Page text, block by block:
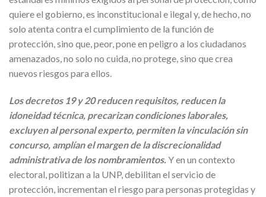
quiere el gobierno, es inconstitucional e ilegal y, de hecho, no
solo atenta contra el cumplimiento de la función de
protección, sino que, peor, pone en peligro a los ciudadanos
amenazados, no solo no cuida, no protege, sino que crea
nuevos riesgos para ellos.
Los decretos 19 y 20 reducen requisitos, reducen la
idoneidad técnica, precarizan condiciones laborales,
excluyen al personal experto, permiten la vinculación sin
concurso, amplían el margen de la discrecionalidad
administrativa de los nombramientos. Y en un contexto
electoral, politizan a la UNP, debilitan el servicio de
protección, incrementan el riesgo para personas protegidas y